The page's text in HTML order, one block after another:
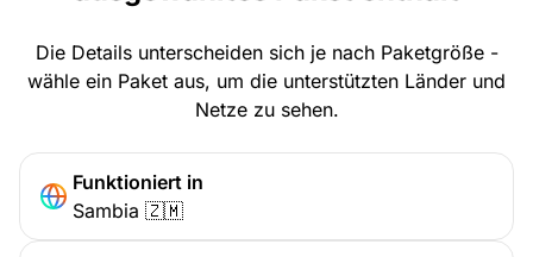
Die Details unterscheiden sich je nach Paketgröße -
wähle ein Paket aus, um die unterstützten Länder und
Netze zu sehen.
Funktioniert in
Sambia 🇿🇲